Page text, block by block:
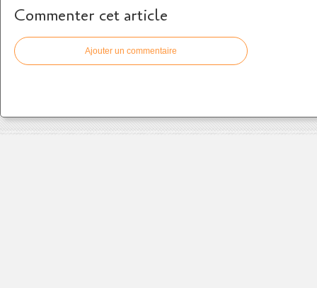
Commenter cet article
Ajouter un commentaire